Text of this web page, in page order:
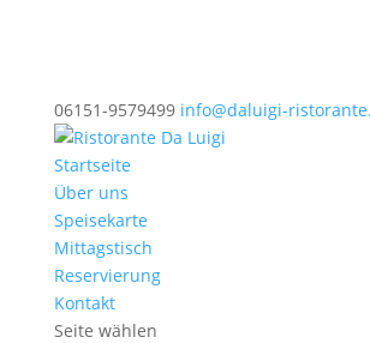
06151-9579499 info@daluigi-
Startseite
Über uns
Speisekarte
Mittagstisch
Reservierung
Kontakt
Seite wählen